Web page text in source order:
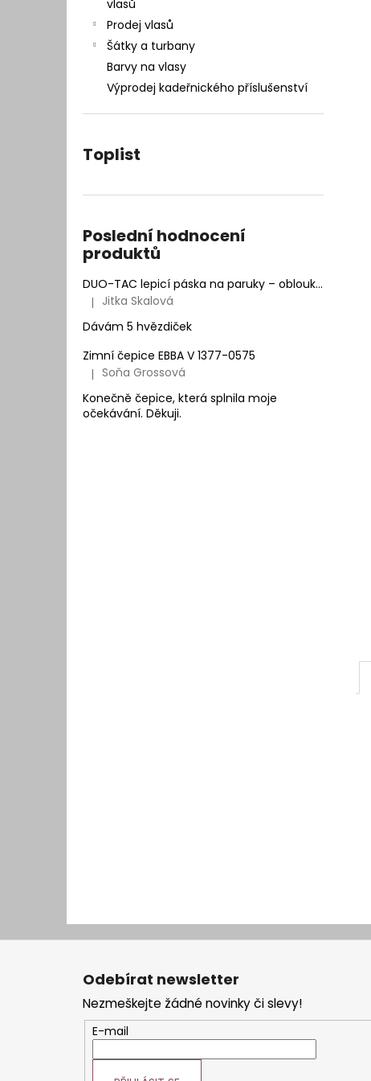
vlasů
Prodej vlasů
Šátky a turbany
Barvy na vlasy
Výprodej kadeřnického příslušenství
Toplist
Poslední hodnocení
produktů
DUO-TAC lepicí páska na paruky – oblouk | Natur Hair
Hodnocení produktu je 5 z 5 hvězdiček.
| Jitka Skalová
Dávám 5 hvězdiček
Zimní čepice EBBA V 1377-0575
Hodnocení produktu je 5 z 5 hvězdiček.
| Soňa Grossová
Konečně čepice, která splnila moje
očekávání. Děkuji.
7 400 Kč
Původně: 9 990 Kč
Z
Odebírat newsletter
Nezmeškejte žádné novinky či slevy!
E-mail